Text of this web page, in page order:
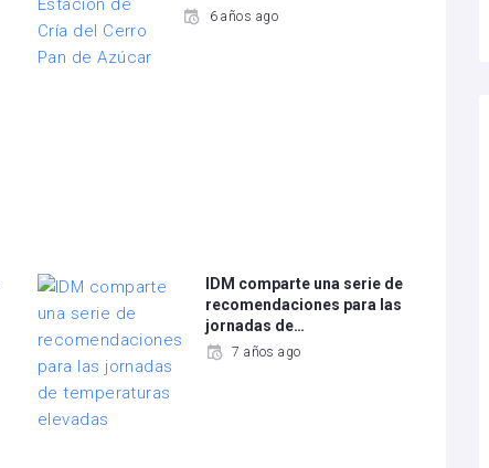
6 años ago
IDM comparte una serie de
recomendaciones para las
jornadas de…
7 años ago